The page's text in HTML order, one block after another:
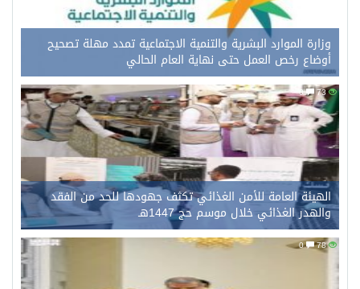
وزارة الموارد البشرية والتنمية الاجتماعية تمدد مهلة تصحيح
أوضاع رخص العمل حتى نهاية العام الحالي
73
0
الهيئة العامة للأمن الغذائي تكثف جهودها للحد من الفقد
والهدر الغذائي خلال موسم حج 1447هـ
78
0